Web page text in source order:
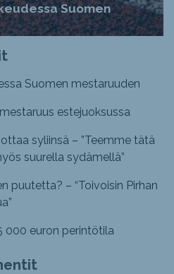
Suomen
Suomen mestaruuden
estejuoksussa
syliinsä – ”Teemme tätä
suurella sydämellä”
puutetta? – “Toivoisin Pirhan
000 euron perintötila